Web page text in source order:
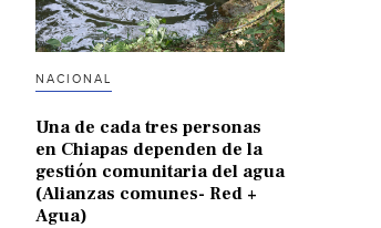
NACIONAL
Una de cada tres personas
en Chiapas dependen de la
gestión comunitaria del agua
(Alianzas comunes- Red +
Agua)